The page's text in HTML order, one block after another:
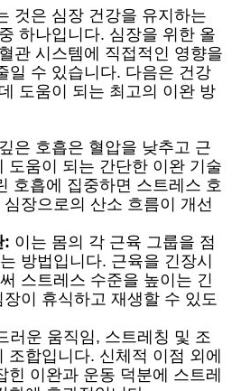
것은 심장 건강을 유지하는
하나입니다. 심장을 위한 올
관 시스템에 직접적인 영향을
일 수 있습니다. 다음은 건강
도움이 되는 최고의 이완 방
깊은 호흡은 혈압을 낮추고 근
도움이 되는 간단한 이완 기술
호흡에 집중하면 스트레스 호
장으로의 산소 흐름이 개선
: 이는 몸의 각 근육 그룹을 점
방법입니다. 근육을 긴장시
스트레스 수준을 높이는 긴
이 휴식하고 재생할 수 있도
러운 움직임, 스트레칭 및 조
조합입니다. 신체적 이점 외에
힌 이완과 운동 덕분에 스트레